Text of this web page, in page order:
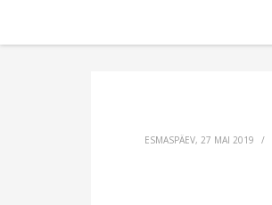
ESMASPÄEV, 27 MAI 2019 /